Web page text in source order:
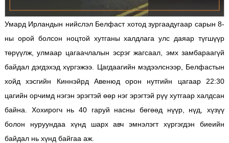
Умард Ирландын нийслэл Белфаст хотод зургаадугаар сарын 8-
ны орой болсон ноцтой хутганы халдлага улс даяар түгшүүр
төрүүлж, улмаар цагаачлалын эсрэг жагсаал, эмх замбараагүй
байдал дэгдэхэд хүргэжээ. Цагдаагийн мэдээлснээр, Белфастын
хойд хэсгийн Киннэйрд Авенюд орон нутгийн цагаар 22:30
цагийн орчимд нэгэн эрэгтэй өөр нэг эрэгтэй рүү хутгаар халдсан
байна. Хохирогч нь 40 гаруй насны бөгөөд нүүр, нүд, хүзүү
болон нуруундаа хүнд шарх авч эмнэлэгт хүргэгдэн биеийн
байдал нь хүнд байгаа аж.